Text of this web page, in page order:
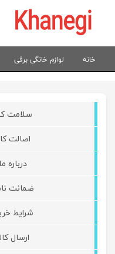
خانه لوازم خانگی برقی
سلامت
اصالت
درباره ما
ضمانت
شرایط
ارسال